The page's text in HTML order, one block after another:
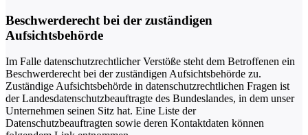
Beschwerderecht bei der zuständigen
Aufsichtsbehörde
Im Falle datenschutzrechtlicher Verstöße steht dem Betroffenen ein
Beschwerderecht bei der zuständigen Aufsichtsbehörde zu.
Zuständige Aufsichtsbehörde in datenschutzrechtlichen Fragen ist
der Landesdatenschutzbeauftragte des Bundeslandes, in dem unser
Unternehmen seinen Sitz hat. Eine Liste der
Datenschutzbeauftragten sowie deren Kontaktdaten können